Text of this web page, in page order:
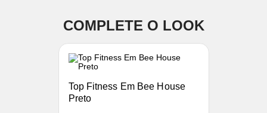
COMPLETE O LOOK
Top Fitness Em Bee House
Preto